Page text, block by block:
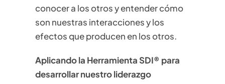
conocer a los otros y entender cómo
son nuestras interacciones y los
efectos que producen en los otros.
Aplicando la Herramienta SDI® para
desarrollar nuestro liderazgo